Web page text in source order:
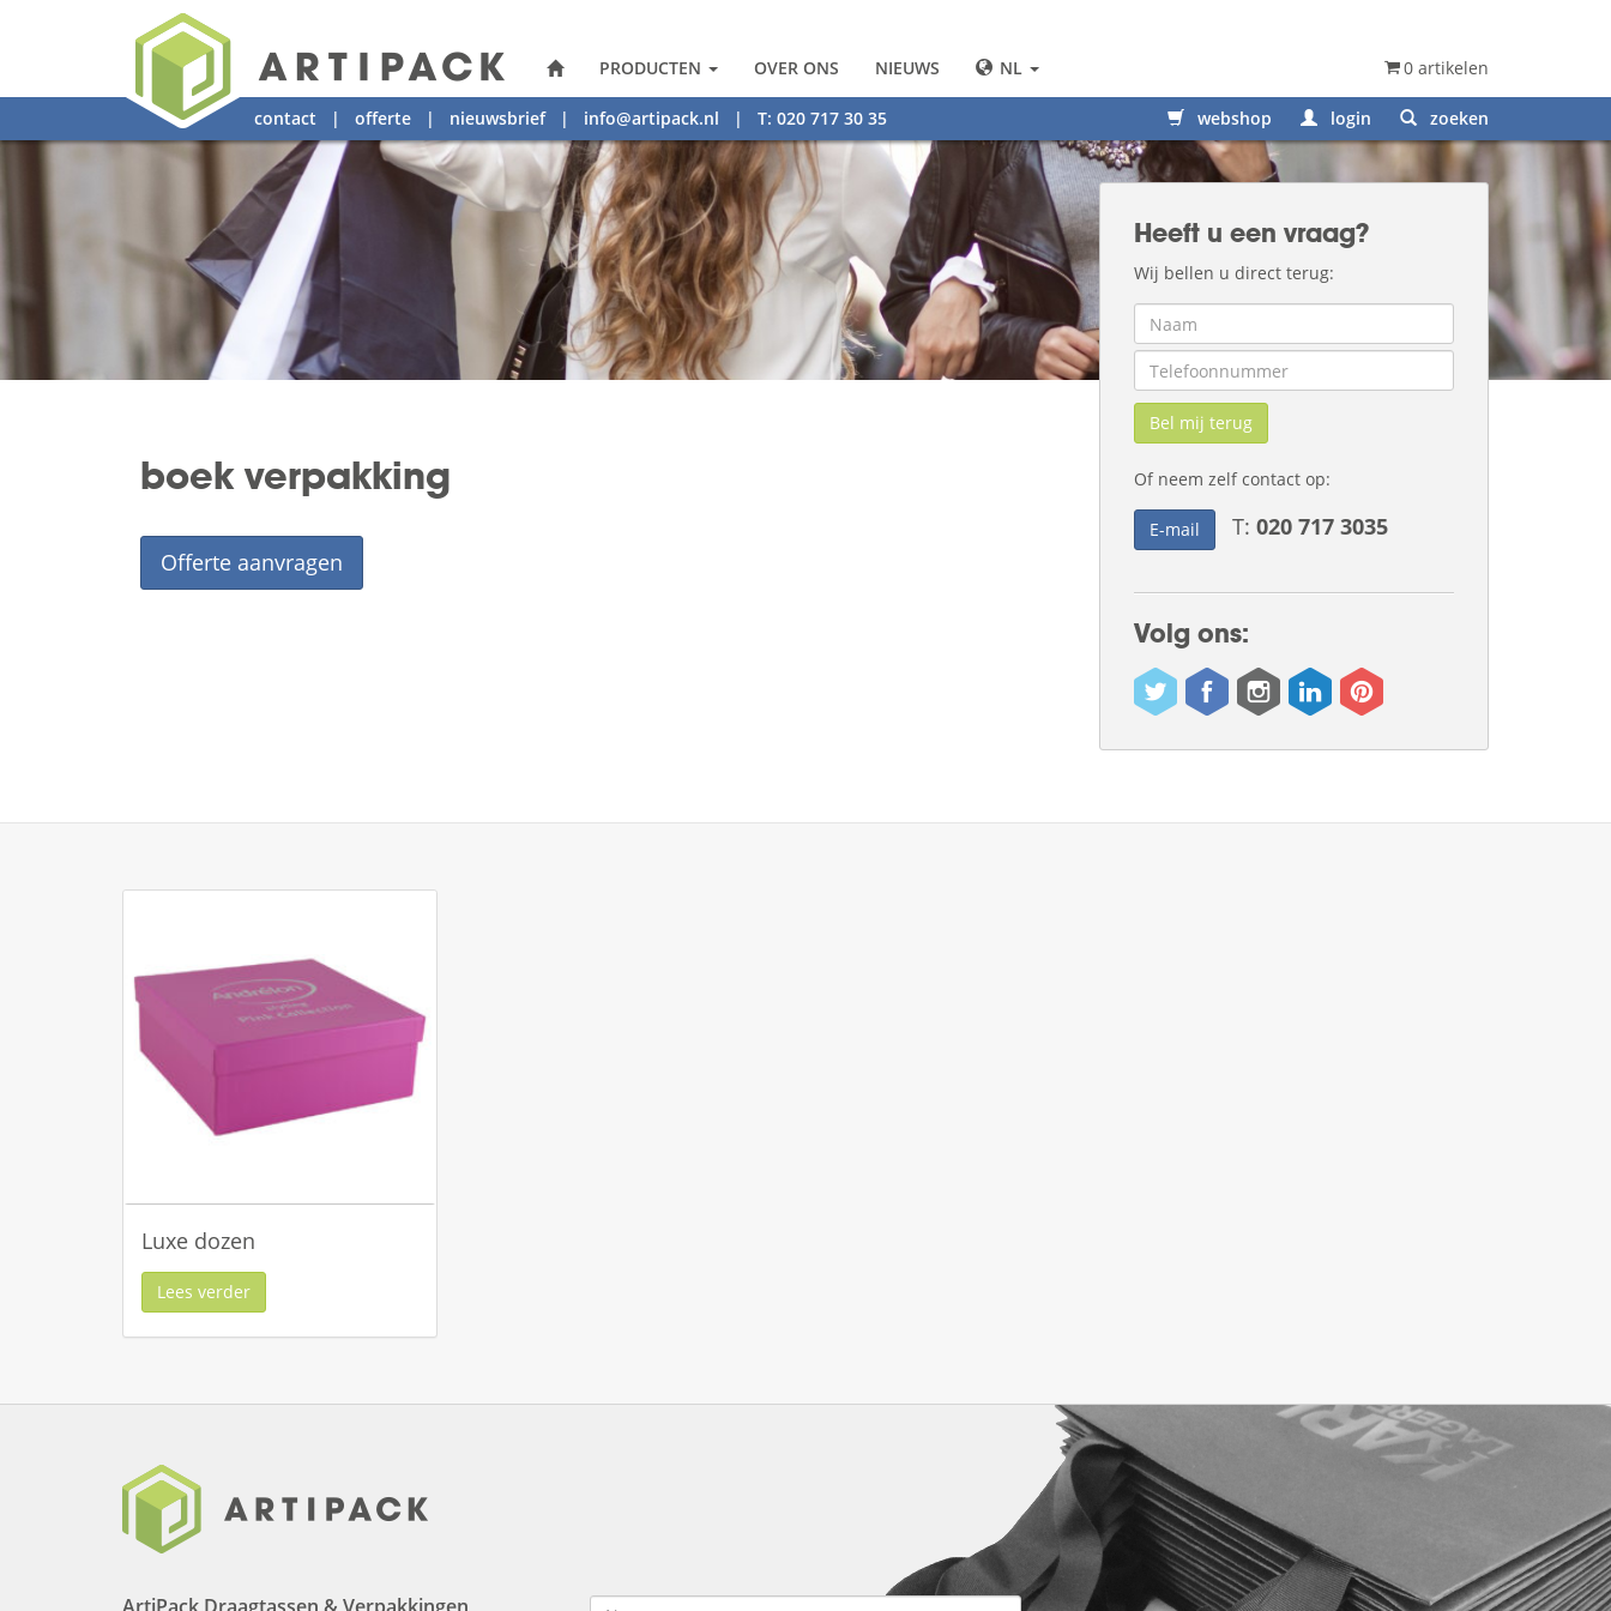
PRODUCTEN OVER ONS NIEUWS NL 0 artikelen
contact | offerte | nieuwsbrief| info@artipack.nl | T: 020 717 30 35 webshop login zoeken
boek verpakking
Offerte aanvragen
Heeft u een vraag?
Wij bellen u direct terug:
Bel mij terug
Of neem zelf contact op:
E-mail T: 020 717 3035
Volg ons:
Luxe dozen
Lees verder
ArtiPack Draagtassen & Verpakkingen